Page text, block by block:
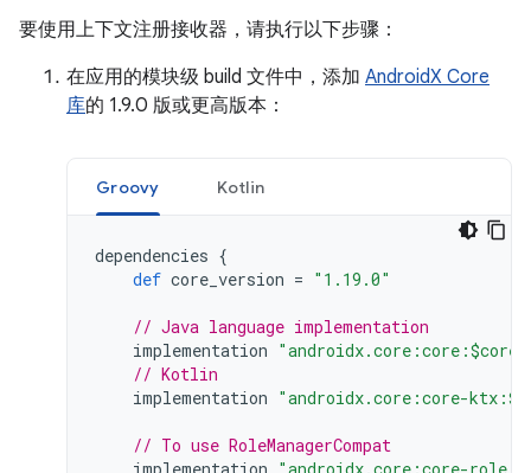
要使用上下文注册接收器，请执行以下步骤：
在应用的模块级 build 文件中，添加 AndroidX Core
库的 1.9.0 版或更高版本：
Groovy Kotlin
dependencies {
def core_version = "1.19.0"
// Java language implementation
implementation
// Kotlin
implementation "androidx.core:core-
// To use RoleManagerCompat